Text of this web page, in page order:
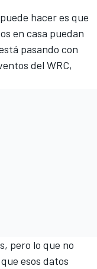
hacer es que
en casa puedan
pasando con
del WRC,
pero lo que no
esos datos